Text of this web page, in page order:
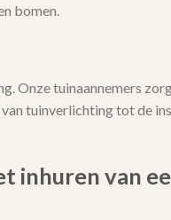
bomen.
Onze tuinaannemers
tuinverlichting tot de
inhuren van